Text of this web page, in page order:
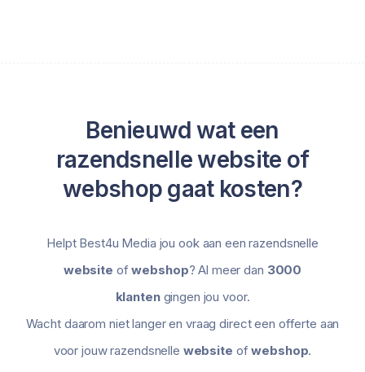
Benieuwd wat een
razendsnelle website of
webshop gaat kosten?
Helpt Best4u Media jou ook aan een razendsnelle
website ofwebshop? Al meer dan 3000
klantengingen jou voor.
Wacht daarom niet langer en vraag direct een offerte aan
voor jouw razendsnelle website ofwebshop.